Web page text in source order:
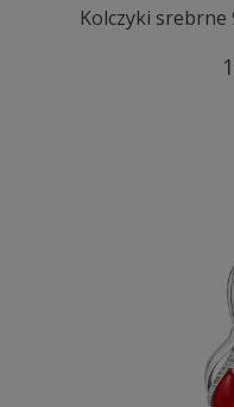
Kolczyki srebrne